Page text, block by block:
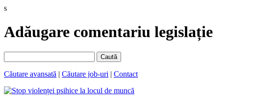
s
Adăugare comentariu legislație
Caută
Căutare avansată | Căutare job-uri | Contact